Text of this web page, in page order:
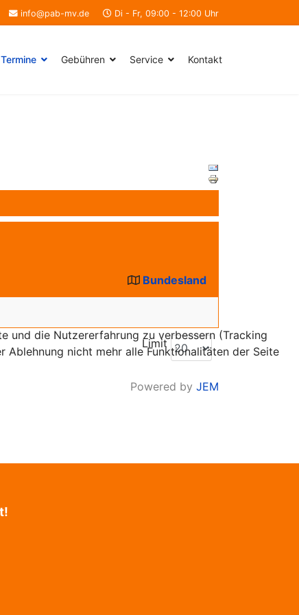
info@pab-mv.de Di - Fr, 09:00 - 12:00 Uhr
Termine Gebühren Service Kontakt
Bundesland
Limit
Powered by JEM
und die Nutzererfahrung zu verbessern (Tracking
Ablehnung nicht mehr alle Funktionalitäten der Seite